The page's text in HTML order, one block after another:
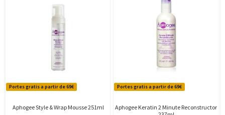
Portes gratis a partir de 69€
Aphogee Style & Wrap Mousse 251ml
Portes gratis a partir de 69€
Aphogee Keratin 2 Minute Reconstructor